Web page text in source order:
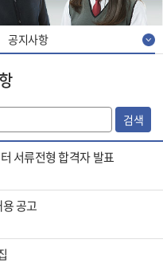
공지사항
검색
서류전형 합격자 발표
공고